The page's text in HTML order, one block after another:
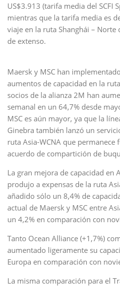
US$3.913 (tarifa media del SCFI
mientras que la tarifa media es
viaje en la ruta Shanghái – Norte
de extenso.
Maersk y MSC han
aumentos de capacidad en la
socios de la alianza 2M han
semanal en un 64,7% desde
MSC es aún mayor, ya que la
Ginebra también lanzó un
ruta Asia-WCNA que permanece
acuerdo de compartición de
La gran mejora de capacidad en
produjo a expensas de la ruta
añadido sólo un 8,4% de
actual de Maersk y MSC entre
un 4,2% en comparación con
Tanto Ocean Alliance (+1,7%)
aumentado ligeramente su
Europa en comparación con
La misma comparación para el